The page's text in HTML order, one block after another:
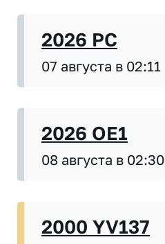
2026 PC
07 августа в 02:11
2026 OE1
08 августа в 02:30
2000 YV137